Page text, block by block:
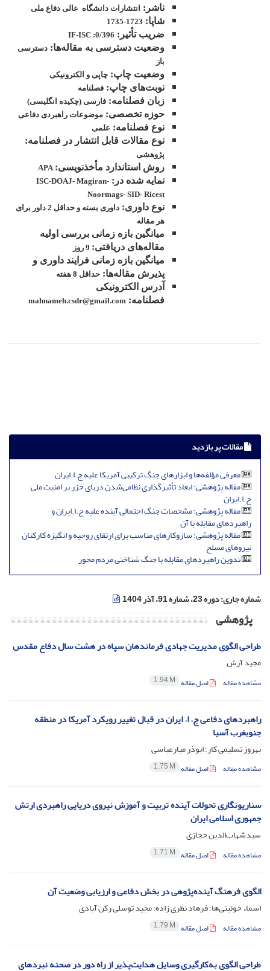
ناشر: انتشارات دانشگاه عالی دفاع ملی
شاپا: 1723-1735
ضریب تأثیر: 0/396: IF-ISC
وضعیت دسترسی به مقاله‌ها: دسترسی
باز
وضعیت چاپ: چاپی و الکترونیکی
نوبت‌های چاپ: فصلنامه
زبان فصلنامه: فارسی (چکیده انگلیسی)
حوزه تخصصی: موضوعات راهبردی دفاعی
نوع فصلنامه: علمی
نوع مقالات قابل انتشار در فصلنامه:
پژوهشی
روش استاندارد مأخذنویسی:
نمایه شده در: ISC-DOAJ- Magiran-
Noormags- SID- Ricest
نوع داوری:
داوری بسته و حداقل 2 داور برای
هر مقاله
میانگین بازه زمانی بررسی اولیه
مقاله‌های دریافتی:
میانگین بازه زمانی فرایند داوری و
پذیرش مقاله‌ها: حداقل 8 هفته
آدرس الکترونیکی
فصلنامه: mahnameh.csdr@gmail.com
مقالات پر بازدید
معرفی مؤلفه‌ها و ابزارهای جنگ ترکیبی آمریکا علیه ج.ا.ایران
مقاله پژوهشی: ابعاد تأثیرگذاری نظامی‌شدن دریای خزر بر امنیت ملی
ج.ا.ایران
مقاله پژوهشی: مشخصات جنگ احتمالی آینده علیه ج.ا.ایران و
راهبردهای مقابله با آن
مقاله پژوهشی: سازوکارهای مناسب برای ارتقای روحیه و انگیزه کارکنان
نیروهای مسلح
تدوین راهبردهای مقابله با جنگ شناختی مردم محور
شماره جاری:دوره 23، شماره 91، آذر 1404
پژوهشی
طراحی الگوی مدیریت جهادی فرماندهان سپاه در هشت سال دفاع مقدس
مجید آرش
مشاهده مقاله اصل مقاله 1.94 M
راهبردهای دفاعی ج. ا. ایران در قبال تغییر رویکرد آمریکا در منطقه
جنوب‎غرب آسیا
بهروز تسلیمی کار؛ ابوذر میارعباسی
مشاهده مقاله اصل مقاله 1.75 M
سناریونگاری تحولات آینده تربیت و آموزش نیروی دریایی راهبردی ارتش
جمهوری اسلامی ایران
سیدشهاب‌الدین حجازی
مشاهده مقاله اصل مقاله 1.71 M
الگوی فرهنگ آینده‌پژوهی در بخش دفاعی و ارزیابی وضعیت آن
اسماء خوئینی‌ها؛ فرهاد نظری زاده؛ مجید توسلی رکن آبادی
مشاهده مقاله اصل مقاله 1.79 M
طراحی الگوی به‌کارگیری وسایل هدایت‌پذیر از راه دور در صحنه نبردهای